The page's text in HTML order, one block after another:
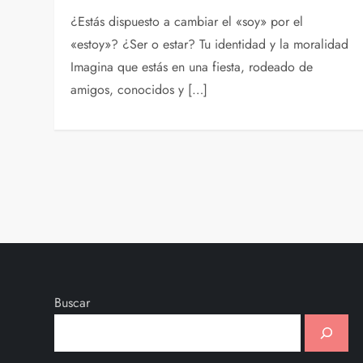
¿Estás dispuesto a cambiar el «soy» por el
«estoy»? ¿Ser o estar? Tu identidad y la moralidad
Imagina que estás en una fiesta, rodeado de
amigos, conocidos y […]
i
Buscar